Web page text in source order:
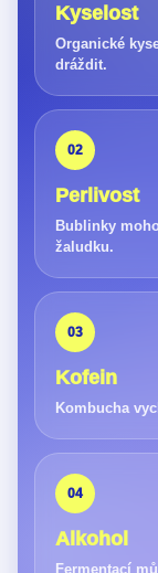
Kyselost
Organické
dráždit.
02
Perlivost
Bublinky
žaludku.
03
Kofein
Kombucha
04
Alkohol
Fermentací